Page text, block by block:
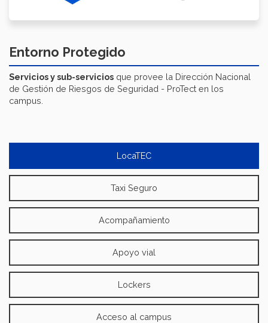
Entorno Protegido
Servicios y sub-servicios que provee la Dirección Nacional
de Gestión de Riesgos de Seguridad - ProTect en los
campus.
LocaTEC
Taxi Seguro
Acompañamiento
Apoyo vial
Lockers
Acceso al campus